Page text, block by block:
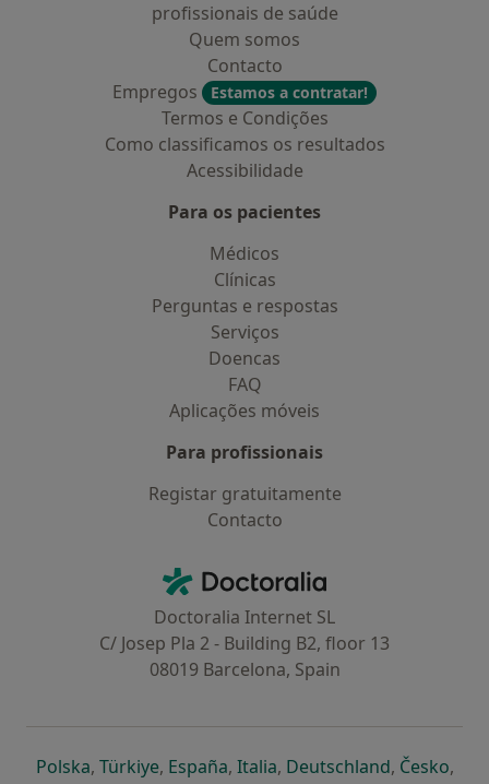
profissionais de saúde
Quem somos
Contacto
Empregos
Estamos a contratar!
Termos e Condições
Como classificamos os resultados
Acessibilidade
Para os pacientes
Médicos
Clínicas
Perguntas e respostas
Serviços
Doencas
FAQ
Aplicações móveis
Para profissionais
Registar gratuitamente
Contacto
Doctoralia - Homepage
Doctoralia Internet SL
C/ Josep Pla 2 - Building B2, floor 13
08019 Barcelona, Spain
Polskaabre num novo separador
, Türkiyeabre num novo separador
, Españaabre num novo separador
, Italiaabre num novo
, Deutschlandabre num
, Česko,